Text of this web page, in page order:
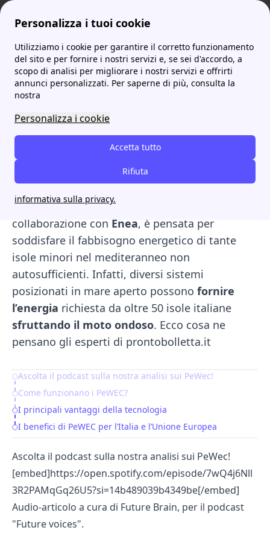
Personalizza i tuoi cookie
Utilizziamo i cookie per garantire il corretto funzionamento
del sito e per fornire i nostri servizi e, se sei d'accordo, a
scopo di analisi per migliorare i nostri servizi e offrirti
annunci personalizzati. Per saperne di più, consulta la
nostra
Personalizza i cookie
Accetta tutto
Rifiuta
informativa sulla privacy.
ProntoBolletta Energia ondosa in energia elettrica: analisi sui PeWEC 2.0
Energia ondosa in energia
elettrica: analisi sui PeWEC
2.0
Nasce
dispositivo galleggiante in grado di trasformare
tecnologia, ideata dal
collaborazione con Enea, è pensata per
soddisfare il fabbisogno energetico di tante
isole minori nel mediteranneo non
autosufficienti. Infatti, diversi sistemi
posizionati in mare aperto possono fornire
l’energia richiesta da oltre 50 isole italiane
sfruttando il moto ondoso. Ecco cosa ne
pensano gli esperti di prontobolletta.it
Table of Contents
Ascolta il podcast sulla nostra analisi sui PeWec!
Come funzionano i PeWEC?
I principali vantaggi della tecnologia
I benefici di PeWEC per l’Italia e l’Unione Europea
Ascolta il podcast sulla nostra analisi sui PeWec!
[embed]https://open.spotify.com/episode/7wQ4j6Nll
3R2PAMqGq26U5?si=14b489039b4349be[/embed]
Audio-articolo a cura di Future Brain, per il podcast
"Future voices".